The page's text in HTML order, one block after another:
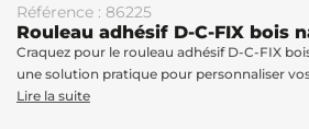
Référence : 86225
Rouleau adhésif D-C-FIX bois
Craquez pour le rouleau adhésif D-C-FIX
une solution pratique pour personnaliser
Lire la suite